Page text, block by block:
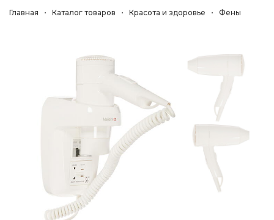
Главная Каталог товаров Красота и здоровье Фены